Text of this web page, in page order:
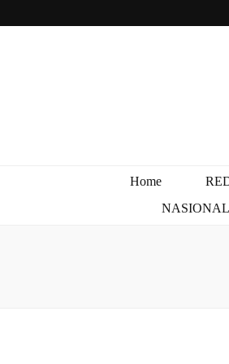
Home
NASIONAL